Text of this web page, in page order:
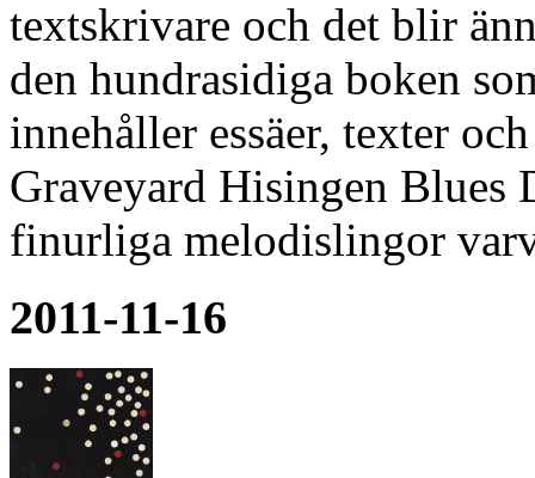
textskrivare och det blir
den hundrasidiga boken
innehåller essäer, texter
Graveyard Hisingen
finurliga melodislingor
2011-11-16